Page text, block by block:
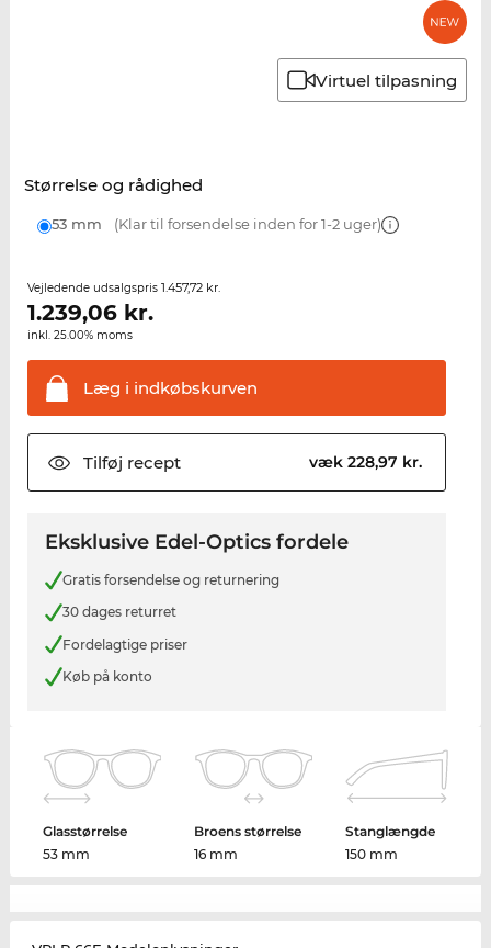
Virtuel tilpasning
Størrelse og rådighed
53 mm (Klar til forsendelse inden for 1-2 uger)
Vejledende udsalgspris 1.457,72 kr.
1.239,06kr.
inkl. 25.00% moms
Læg i indkøbskurven
Tilføj recept væk 228,97 kr.
Eksklusive Edel-Optics fordele
Gratis forsendelse og returnering
30 dages returret
Fordelagtige priser
Køb på konto
Glasstørrelse
53 mm
Broens størrelse
16 mm
Stanglængde
150 mm